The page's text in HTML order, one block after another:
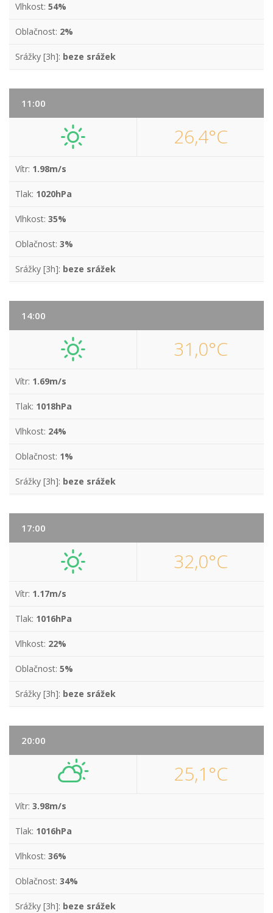
Vlhkost: 54%
Oblačnost: 2%
Srážky [3h]: beze srážek
11:00
26,4°C
Vítr: 1.98m/s
Tlak: 1020hPa
Vlhkost: 35%
Oblačnost: 3%
Srážky [3h]: beze srážek
14:00
31,0°C
Vítr: 1.69m/s
Tlak: 1018hPa
Vlhkost: 24%
Oblačnost: 1%
Srážky [3h]: beze srážek
17:00
32,0°C
Vítr: 1.17m/s
Tlak: 1016hPa
Vlhkost: 22%
Oblačnost: 5%
Srážky [3h]: beze srážek
20:00
25,1°C
Vítr: 3.98m/s
Tlak: 1016hPa
Vlhkost: 36%
Oblačnost: 34%
Srážky [3h]: beze srážek